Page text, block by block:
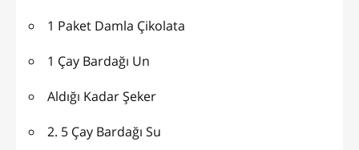
1 Paket Damla Çikolata
1 Çay Bardağı Un
Aldığı Kadar Şeker
2. 5 Çay Bardağı Su